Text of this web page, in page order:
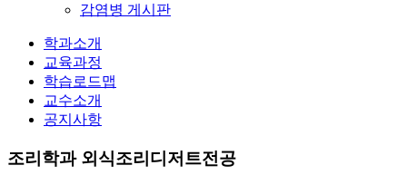
감염병 게시판
전체메뉴학과소개
교육과정
학습로드맵
교수소개
공지사항
조리학과 외식조리디저트전공